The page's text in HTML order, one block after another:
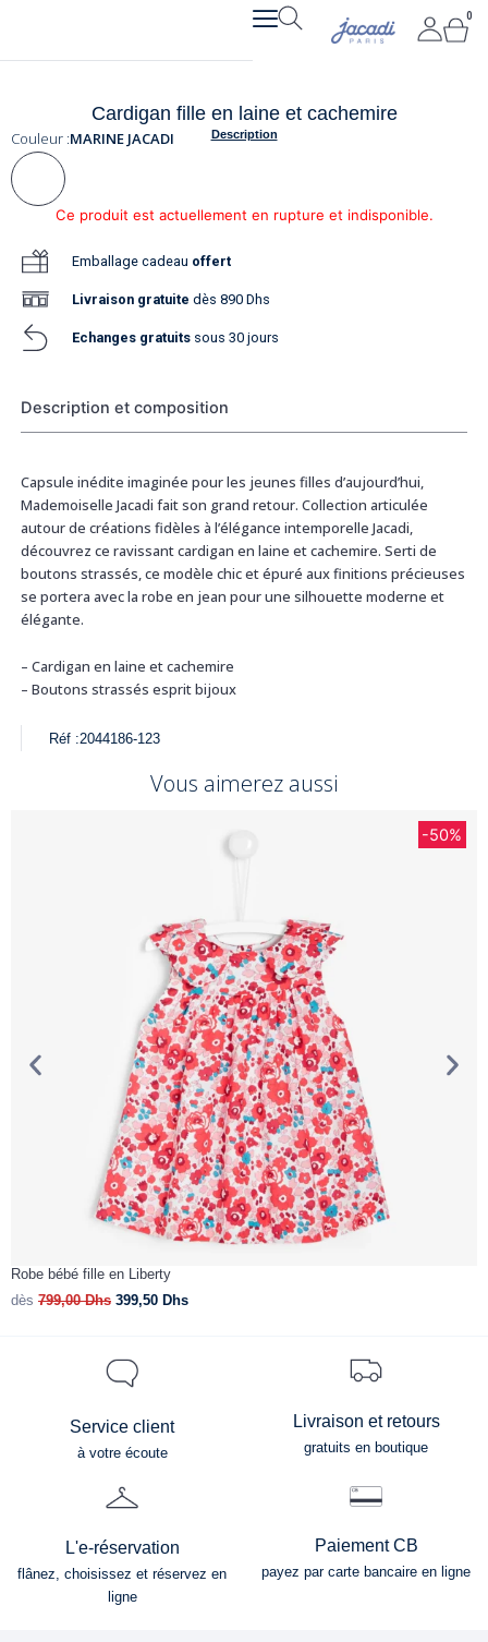
contenu
0
Cardigan fille en laine et cachemire
Description
Couleur :MARINE JACADI
Ce produit est actuellement en rupture et indisponible.
Emballage cadeau offert
Livraison gratuite dès 890 Dhs
Echanges gratuits sous 30 jours
Description et composition
Capsule inédite imaginée pour les jeunes filles d’aujourd’hui,
Mademoiselle Jacadi fait son grand retour. Collection articulée
autour de créations fidèles à l’élégance intemporelle Jacadi,
découvrez ce ravissant cardigan en laine et cachemire. Serti de
boutons strassés, ce modèle chic et épuré aux finitions précieuses
se portera avec la robe en jean pour une silhouette moderne et
élégante.
– Cardigan en laine et cachemire
– Boutons strassés esprit bijoux
Réf :2044186-123
Vous aimerez aussi
-50%
Robe bébé fille en Liberty
dès 799,00Dhs 399,50 Dhs
Service client
à votre écoute
Livraison et retours
gratuits en boutique
L'e-réservation
flânez, choisissez et réservez en
ligne
Paiement CB
payez par carte bancaire en ligne